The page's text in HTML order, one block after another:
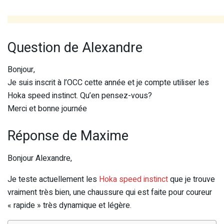
Question de Alexandre
Bonjour,
Je suis inscrit à l’OCC cette année et je compte utiliser les
Hoka speed instinct. Qu’en pensez-vous?
Merci et bonne journée
Réponse de Maxime
Bonjour Alexandre,
Je teste actuellement les Hoka speed instinctque je trouve
vraiment très bien, une chaussure qui est faite pour coureur
« rapide » très dynamique et légère.